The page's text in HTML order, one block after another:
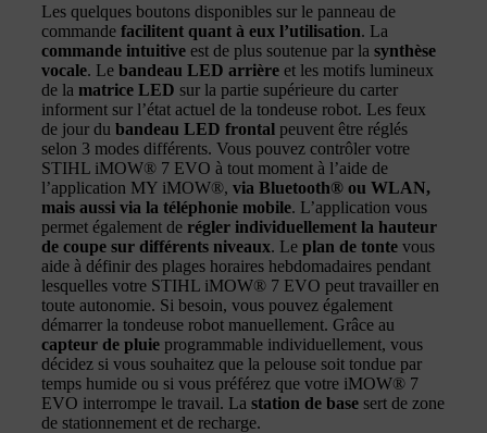
Les quelques boutons disponibles sur le panneau de
commande facilitent quant à eux l’utilisation. La
commande intuitive est de plus soutenue par la synthèse
vocale. Le bandeau LED arrière et les motifs lumineux
de la matrice LED sur la partie supérieure du carter
informent sur l’état actuel de la tondeuse robot. Les feux
de jour du bandeau LED frontal peuvent être réglés
selon 3 modes différents. Vous pouvez contrôler votre
STIHL iMOW® 7 EVO à tout moment à l’aide de
l’application MY iMOW®, via Bluetooth® ou WLAN,
mais aussi via la téléphonie mobile. L’application vous
permet également de régler individuellement la hauteur
de coupe sur différents niveaux. Le plan de tonte vous
aide à définir des plages horaires hebdomadaires pendant
lesquelles votre STIHL iMOW® 7 EVO peut travailler en
toute autonomie. Si besoin, vous pouvez également
démarrer la tondeuse robot manuellement. Grâce au
capteur de pluie programmable individuellement, vous
décidez si vous souhaitez que la pelouse soit tondue par
temps humide ou si vous préférez que votre iMOW® 7
EVO interrompe le travail. La station de base sert de zone
de stationnement et de recharge.